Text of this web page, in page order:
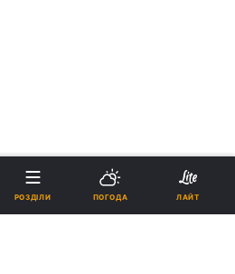
РОЗДІЛИ ПОГОДА ЛАЙТ